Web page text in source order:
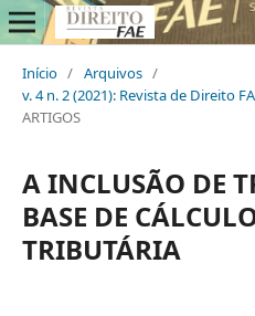
Início / Arquivos /
v. 4 n. 2 (2021): Revista de Direito
ARTIGOS
A INCLUSÃO DE
BASE DE
TRIBUTÁRIA